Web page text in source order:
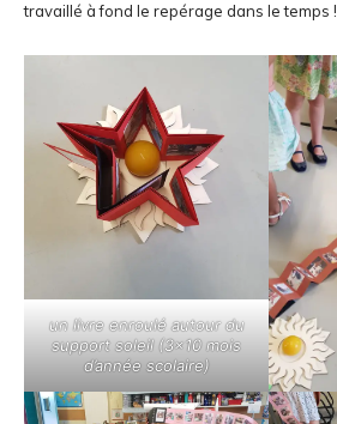
travaillé à fond le repérage dans le temps !
un livre enroulé autour du
support soleil (3×10 mois
d’année scolaire)